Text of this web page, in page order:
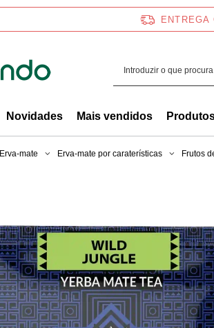
ENTREGA
Novidades Mais vendidos
Erva-mate Erva-mate por caraterísticas Frutos